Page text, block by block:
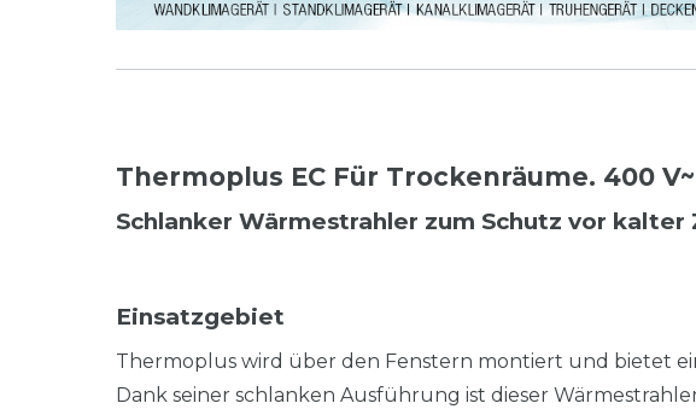
Thermoplus EC Für Trockenräume. 400 V~
Schlanker Wärmestrahler zum Schutz vor kalter
Einsatzgebiet
Thermoplus wird über den Fenstern montiert und bietet
Dank seiner schlanken Ausführung ist dieser